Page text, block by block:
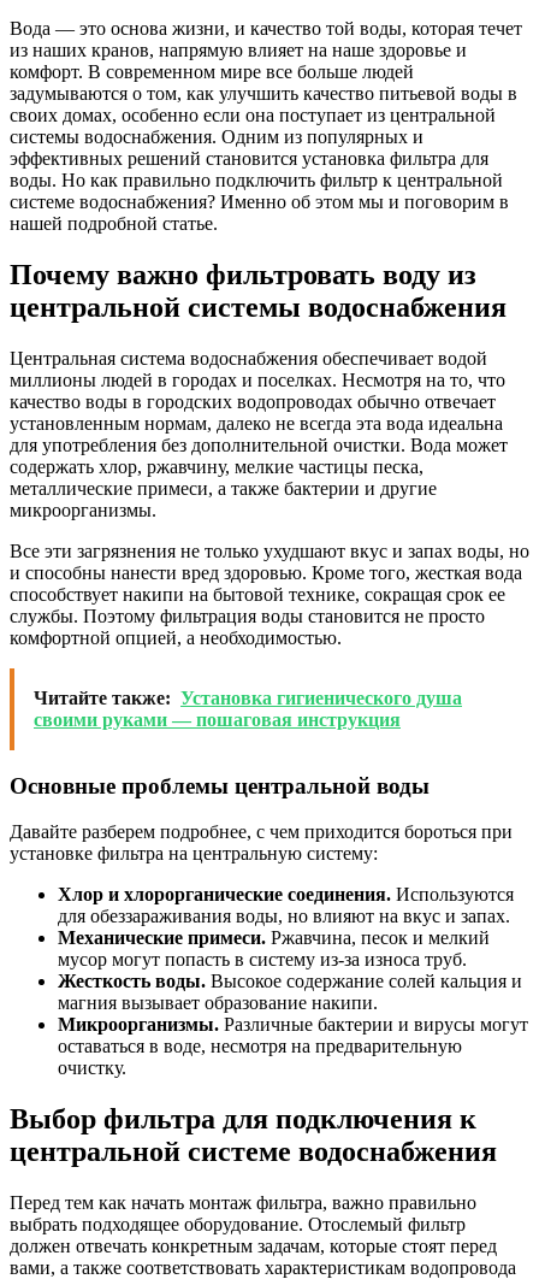
Вода — это основа жизни, и качество той воды, которая течет
из наших кранов, напрямую влияет на наше здоровье и
комфорт. В современном мире все больше людей
задумываются о том, как улучшить качество питьевой воды в
своих домах, особенно если она поступает из центральной
системы водоснабжения. Одним из популярных и
эффективных решений становится установка фильтра для
воды. Но как правильно подключить фильтр к центральной
системе водоснабжения? Именно об этом мы и поговорим в
нашей подробной статье.
Почему важно фильтровать воду из
центральной системы водоснабжения
Центральная система водоснабжения обеспечивает водой
миллионы людей в городах и поселках. Несмотря на то, что
качество воды в городских водопроводах обычно отвечает
установленным нормам, далеко не всегда эта вода идеальна
для употребления без дополнительной очистки. Вода может
содержать хлор, ржавчину, мелкие частицы песка,
металлические примеси, а также бактерии и другие
микроорганизмы.
Все эти загрязнения не только ухудшают вкус и запах воды, но
и способны нанести вред здоровью. Кроме того, жесткая вода
способствует накипи на бытовой технике, сокращая срок ее
службы. Поэтому фильтрация воды становится не просто
комфортной опцией, а необходимостью.
Читайте также: Установка гигиенического душа
своими руками — пошаговая инструкция
Основные проблемы центральной воды
Давайте разберем подробнее, с чем приходится бороться при
установке фильтра на центральную систему:
Хлор и хлорорганические соединения. Используются
для обеззараживания воды, но влияют на вкус и запах.
Механические примеси. Ржавчина, песок и мелкий
мусор могут попасть в систему из-за износа труб.
Жесткость воды. Высокое содержание солей кальция и
магния вызывает образование накипи.
Микроорганизмы. Различные бактерии и вирусы могут
оставаться в воде, несмотря на предварительную
очистку.
Выбор фильтра для подключения к
центральной системе водоснабжения
Перед тем как начать монтаж фильтра, важно правильно
выбрать подходящее оборудование. Отослемый фильтр
должен отвечать конкретным задачам, которые стоят перед
вами, а также соответствовать характеристикам водопровода